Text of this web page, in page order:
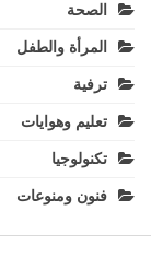
الصحة
المرأة والطفل
ترفية
تعليم وهوايات
تكنولوجيا
فنون ومنوعات